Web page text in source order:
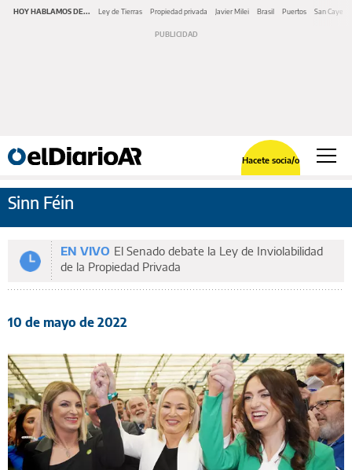
HOY HABLAMOS DE... Ley de Tierras Propiedad privada Javier Milei Brasil Puertos San
Hacete socia/o
Sinn Féin
EN VIVO El Senado debate la Ley de Inviolabilidad
de la Propiedad Privada
10 de mayo de 2022